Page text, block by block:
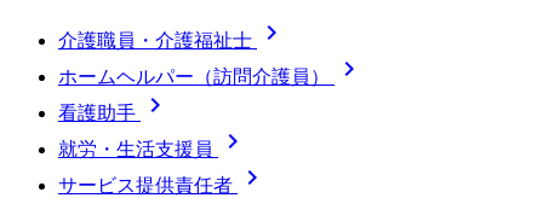
介護職員・介護福祉士 
ホームヘルパー（訪問介護員） 
看護助手 
就労・生活支援員 
サービス提供責任者 